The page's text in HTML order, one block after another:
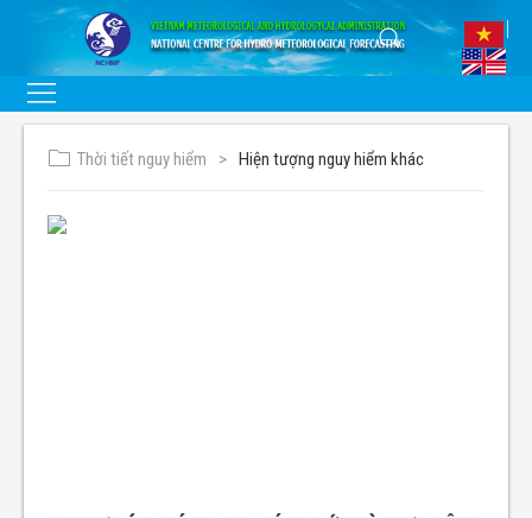
Thời tiết nguy hiểm Hiện tượng nguy hiểm khác